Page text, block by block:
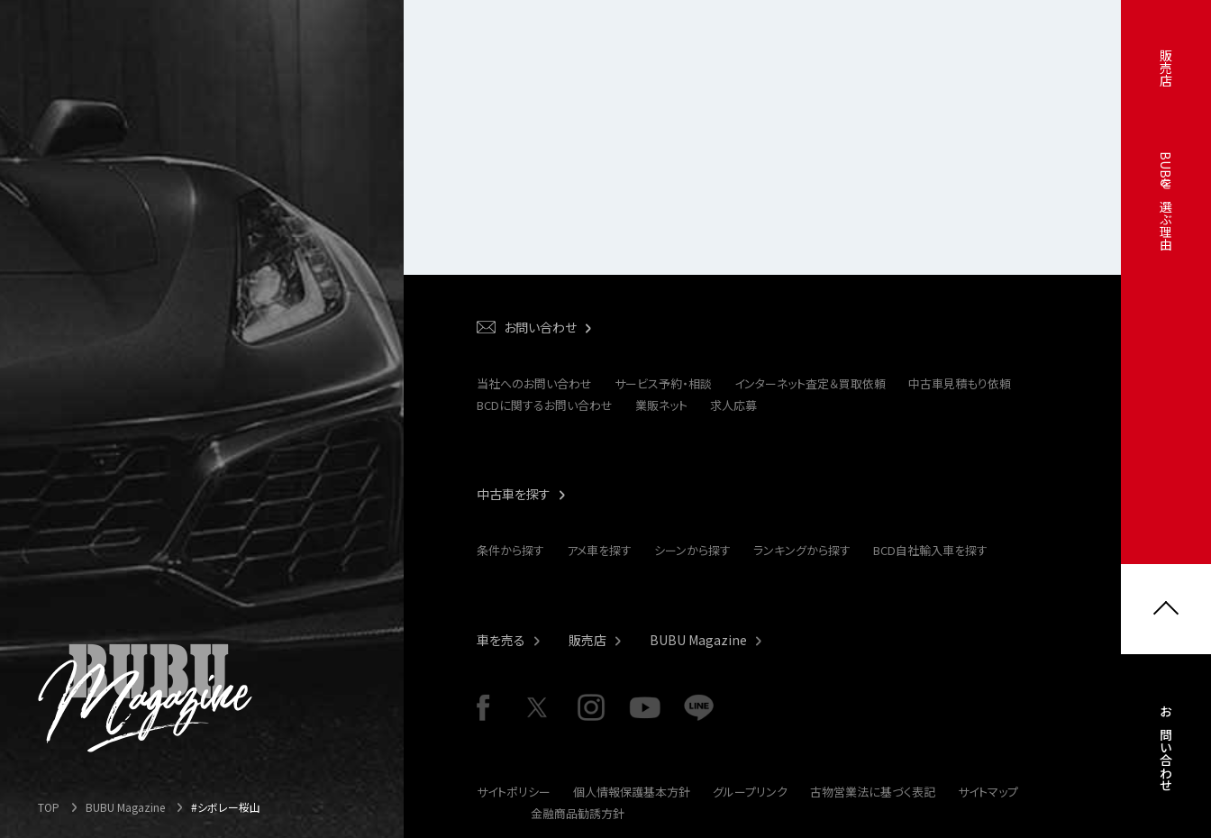
販売店
BUBUを選ぶ理由
お問い合わせ
TOP BUBU Magazine #シボレー桜山
お問い合わせ
当社へのお問い合わせ サービス予約・相談 インターネット査定＆買取依頼
中古車見積もり依頼
BCDに関するお問い合わせ
業販ネット 求人応募
中古車を探す
条件から探す アメ車を探す シーンから探す ランキングから探す BCD自社輸入車を探す
車を売る 販売店 BUBU Magazine
サイトポリシー 個人情報保護基本方針 グループリンク 古物営業法に基づく表記
サイトマップ
金融商品勧誘方針